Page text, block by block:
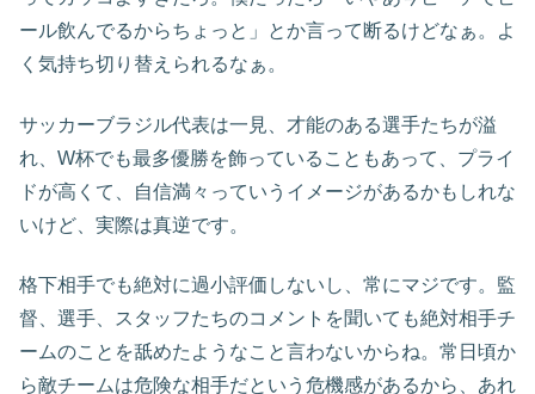
ール飲んでるからちょっと」とか言って断るけどなぁ。よ
く気持ち切り替えられるなぁ。
サッカーブラジル代表は一見、才能のある選手たちが溢
れ、W杯でも最多優勝を飾っていることもあって、プライ
ドが高くて、自信満々っていうイメージがあるかもしれな
いけど、実際は真逆です。
格下相手でも絶対に過小評価しないし、常にマジです。監
督、選手、スタッフたちのコメントを聞いても絶対相手チ
ームのことを舐めたようなこと言わないからね。常日頃か
ら敵チームは危険な相手だという危機感があるから、あれ